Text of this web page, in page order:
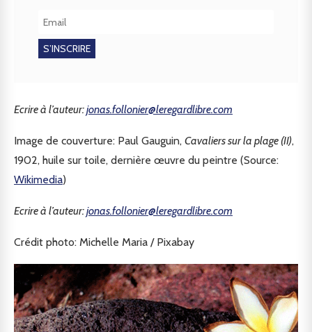
Ecrire à l’auteur:jonas.follonier@leregardlibre.com
Image de couverture: Paul Gauguin, Cavaliers sur la plage (II),
1902, huile sur toile, dernière œuvre du peintre (Source:
Wikimedia)
Ecrire à l’auteur:jonas.follonier@leregardlibre.com
Crédit photo: Michelle Maria / Pixabay